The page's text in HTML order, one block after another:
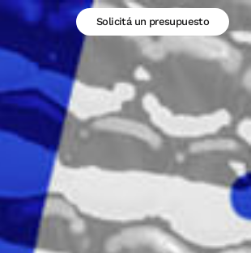
Solicitá un presupuesto
Solicitá un presupuesto